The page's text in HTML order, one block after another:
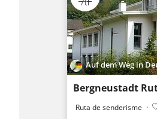
Auf dem Weg in
Bergneustadt
Ruta de senderisme ·